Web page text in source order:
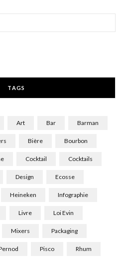
TAGS
Art Bar Barman
Bière Bourbon
Cocktail Cocktails
Design Ecosse
Heineken Infographie
Livre Loi Evin
Mixers Packaging
Pisco Rhum